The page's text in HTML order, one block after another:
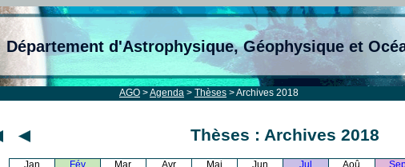
Département d'Astrophysique, Géophysique et
AGO >Agenda > Thèses > Archives 2018
Thèses : Archives 2018
Jan Fév Mar Avr Mai Jun Jul Aoû